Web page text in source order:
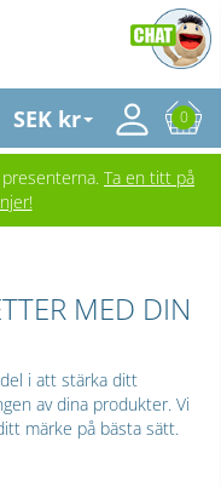
SEK kr 0
Ta en titt på
MED DIN
i att stärka ditt
av dina produkter. Vi
märke på bästa sätt.